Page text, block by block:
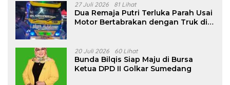
27 Juli 2026 81 Lihat
Dua Remaja Putri Terluka Parah Usai
Motor Bertabrakan dengan Truk di
20 Juli 2026 60 Lihat
Bunda Bilqis Siap Maju di Bursa
Ketua DPD II Golkar Sumedang